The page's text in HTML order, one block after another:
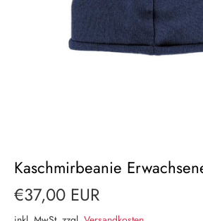
Kaschmirbeanie
€37,00 EUR